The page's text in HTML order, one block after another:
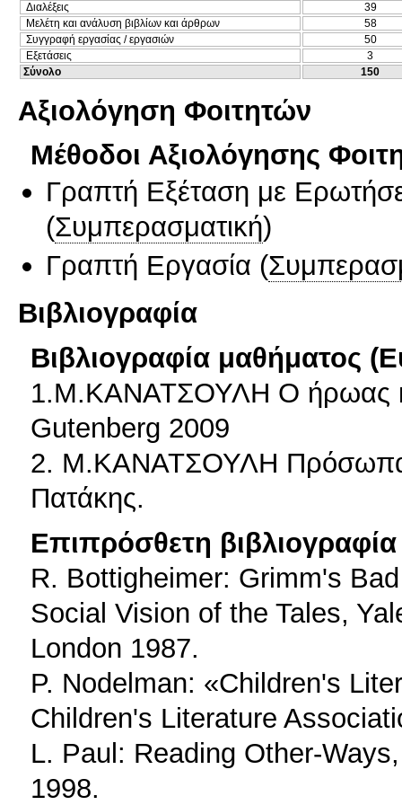
Διαλέξεις
39
Μελέτη και ανάλυση βιβλίων και άρθρων
58
Συγγραφή εργασίας / εργασιών
50
Εξετάσεις
3
Σύνολο
150
Αξιολόγηση Φοιτητών
Μέθοδοι Αξιολόγησης
Γραπτή Εξέταση με
(Συμπερασματική)
Γραπτή Εργασία (
Βιβλιογραφία
Βιβλιογραφία μαθήματος
1.Μ.ΚΑΝΑΤΣΟΥΛΗ Ο ήρωας
Gutenberg 2009
2. Μ.ΚΑΝΑΤΣΟΥΛΗ Πρόσωπα
Πατάκης.
Επιπρόσθετη βιβλιογραφία
R. Bottigheimer: Grimm's
Social Vision of the Tales,
London 1987.
P. Nodelman: «Children's
Children's Literature
L. Paul: Reading Other-
1998.